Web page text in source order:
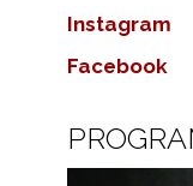
Instagram
Facebook